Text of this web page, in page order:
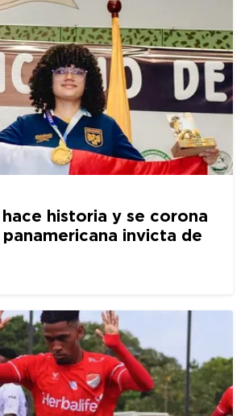
hace historia y se corona
invicta de